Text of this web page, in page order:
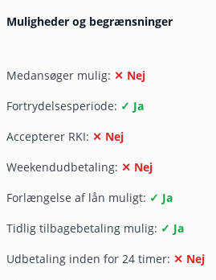
Muligheder og begrænsninger
Medansøger mulig: ✕ Nej
Fortrydelsesperiode: ✓ Ja
Accepterer RKI: ✕ Nej
Weekendudbetaling: ✕ Nej
Forlængelse af lån muligt: ✓ Ja
Tidlig tilbagebetaling mulig: ✓ Ja
Udbetaling inden for 24 timer: ✕ Nej